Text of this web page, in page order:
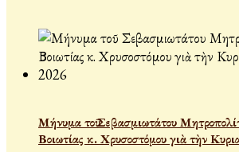
Μήνυμα τοῦ Σεβασμιωτάτου
Βοιωτίας κ. Χρυσοστόμου γιὰ τὴν